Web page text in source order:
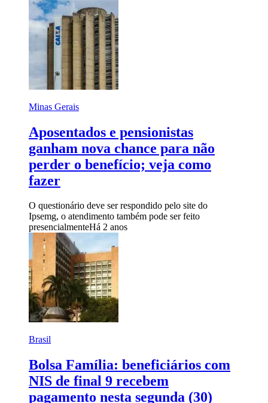
Minas Gerais
Aposentados e pensionistas
ganham nova chance para não
perder o benefício; veja como
fazer
O questionário deve ser respondido pelo site do
Ipsemg, o atendimento também pode ser feito
presencialmenteHá 2 anos
Brasil
Bolsa Família: beneficiários com
NIS de final 9 recebem
pagamento nesta segunda (30)